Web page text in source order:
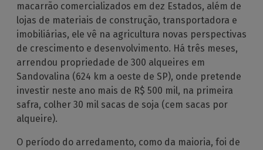
macarrão comercializados em dez Estados, além de
lojas de materiais de construção, transportadora e
imobiliárias, ele vê na agricultura novas perspectivas
de crescimento e desenvolvimento. Há três meses,
arrendou propriedade de 300 alqueires em
Sandovalina (624 km a oeste de SP), onde pretende
investir neste ano mais de R$ 500 mil, na primeira
safra, colher 30 mil sacas de soja (cem sacas por
alqueire).
O período do arredamento, como da maioria, foi de